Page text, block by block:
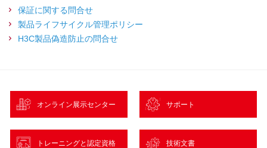
保証に関する問合せ
製品ライフサイクル管理ポリシー
H3C製品偽造防止の問合せ
オンライン展示センター サポート
トレーニングと認定資格 技術文書